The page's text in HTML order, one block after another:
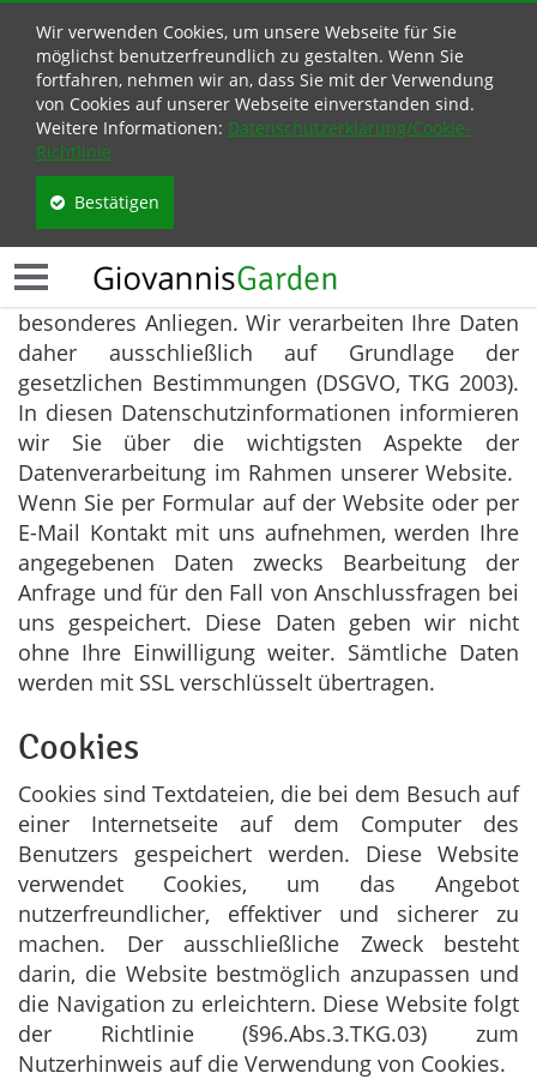
Wir verwenden Cookies, um unsere Webseite für Sie
möglichst benutzerfreundlich zu gestalten. Wenn Sie
fortfahren, nehmen wir an, dass Sie mit der Verwendung
von Cookies auf unserer Webseite einverstanden sind.
Weitere Informationen: Datenschutzerklärung/Cookie-
Richtlinie
Bestätigen
Datenschutz
Allgemeines zum Datenschutz:
Der Schutz Ihrer persönlichen Daten ist uns ein
besonderes Anliegen. Wir verarbeiten Ihre Daten
daher ausschließlich auf Grundlage der
gesetzlichen Bestimmungen (DSGVO, TKG 2003).
In diesen Datenschutzinformationen informieren
wir Sie über die wichtigsten Aspekte der
Datenverarbeitung im Rahmen unserer Website.
Wenn Sie per Formular auf der Website oder per
E-Mail Kontakt mit uns aufnehmen, werden Ihre
angegebenen Daten zwecks Bearbeitung der
Anfrage und für den Fall von Anschlussfragen bei
uns gespeichert. Diese Daten geben wir nicht
ohne Ihre Einwilligung weiter. Sämtliche Daten
werden mit SSL verschlüsselt übertragen.
Cookies
Cookies sind Textdateien, die bei dem Besuch auf
einer Internetseite auf dem Computer des
Benutzers gespeichert werden. Diese Website
verwendet Cookies, um das Angebot
nutzerfreundlicher, effektiver und sicherer zu
machen. Der ausschließliche Zweck besteht
darin, die Website bestmöglich anzupassen und
die Navigation zu erleichtern. Diese Website folgt
der Richtlinie (§96.Abs.3.TKG.03) zum
Nutzerhinweis auf die Verwendung von Cookies.